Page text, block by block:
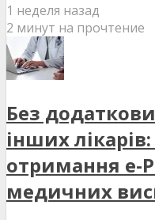
1 неделя назад
2 минут на прочтение
Без
інших
отримання е-
медичних